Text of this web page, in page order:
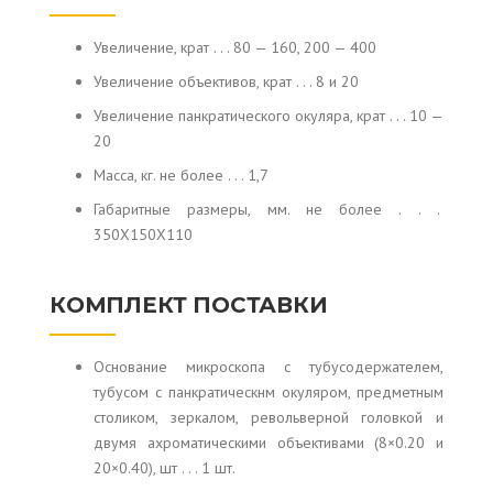
Увеличение, крат . . . 80 — 160, 200 — 400
Увеличение объективов, крат . . . 8 и 20
Увеличение панкратического окуляра, крат . . . 10 —
20
Масса, кг. не более . . . 1,7
Габаритные размеры, мм. не более . . .
350X150X110
КОМПЛЕКТ ПОСТАВКИ
Основание микроскопа с тубусодержателем,
тубусом с панкратическнм окуляром, предметным
столиком, зеркалом, револьверной головкой и
двумя ахроматическими объективами (8×0.20 и
20×0.40), шт . . . 1 шт.